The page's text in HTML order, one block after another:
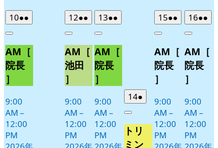
102026
年
月
10
日
●●
件
イ
ト)
Close
AM［
院長
］
9:00
AM –
12:00
PM
122026
年
月
12
日
●●
件
イ
ベ
ト)
Close
AM［
池田
］
9:00
AM –
12:00
PM
132026
年
月
13
日
●●
件
イ
ト)
Close
AM［
院長
］
9:00
AM –
12:00
PM
142026
年
月
14
●
件
ベ
Close
トリ
ミン
152026
年
月
15
日
●●
件
イ
ベ
ト)
Close
AM［
院長
］
9:00
AM –
12:00
PM
162026
年
月
16
日
●●
件
イ
Close
AM［
院長
］
9:00
AM –
12:00
PM